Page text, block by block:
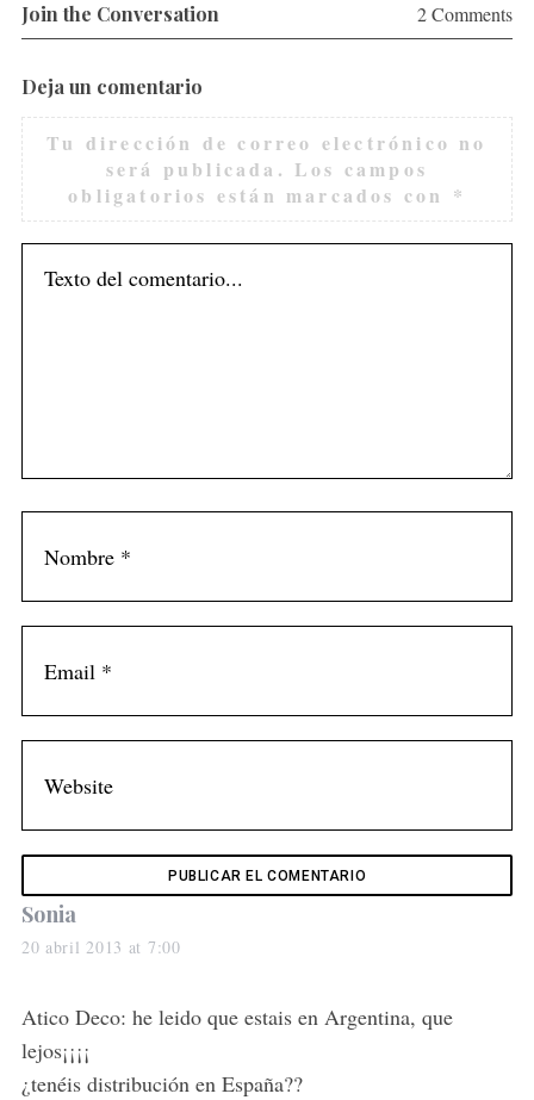
Join the Conversation 2 Comments
Deja un comentario
Tu dirección de correo electrónico no
será publicada. Los campos
obligatorios están marcados con *
s
a
s
:
Sonia
20 abril 2013 at 7:00
Atico Deco: he leido que estais en Argentina, que
lejos¡¡¡¡
¿tenéis distribución en España??